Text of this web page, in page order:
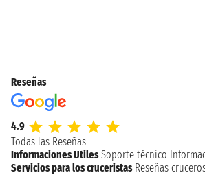
Reseñas
4.9
Todas las Reseñas
Informaciones Utiles Soporte técnico
Servicios para los cruceristas Reseñas